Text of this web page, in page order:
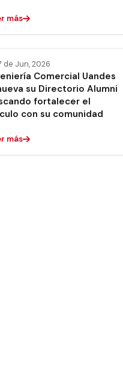
más
de Jun, 2026
Comercial Uandes
su Directorio Alumni
fortalecer el
con su comunidad
más